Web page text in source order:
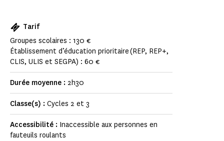
Tarif
Groupes scolaires : 130 €
Établissement d’éducation prioritaire (REP, REP+,
CLIS, ULIS et SEGPA) : 60 €
Durée moyenne : 2h30
Classe(s) : Cycles 2 et 3
Accessibilité : Inaccessible aux personnes en
fauteuils roulants